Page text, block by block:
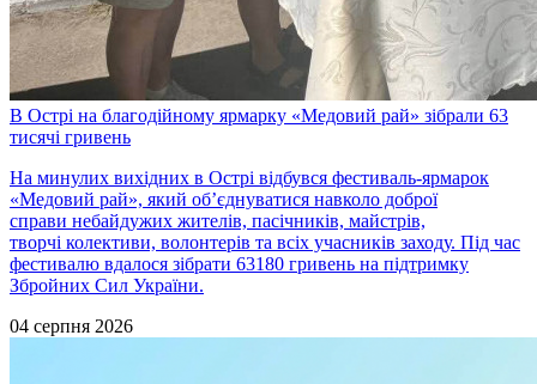
В Острі на благодійному ярмарку «Медовий рай» зібрали 63
тисячі гривень
На минулих вихідних в Острі відбувся фестиваль-ярмарок
«Медовий рай», який об’єднуватися навколо доброї
справи небайдужих жителів, пасічників, майстрів,
творчі колективи, волонтерів та всіх учасників заходу. Під час
фестивалю вдалося зібрати 63180 гривень на підтримку
Збройних Сил України.
04 серпня 2026